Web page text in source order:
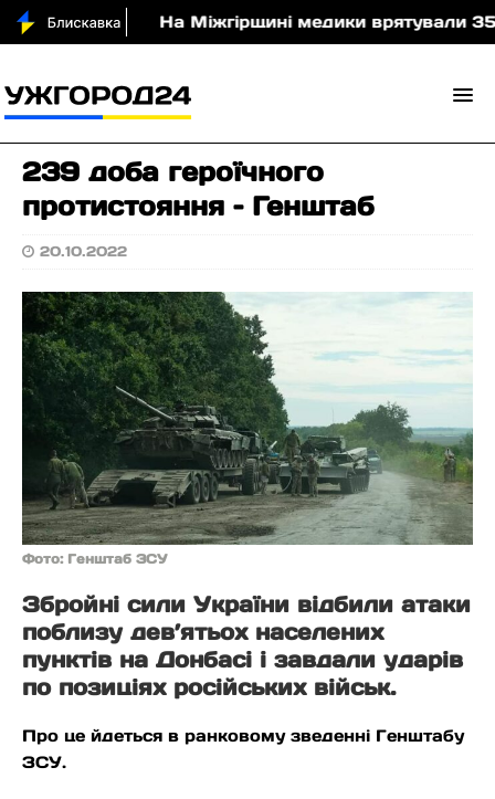
України На Міжгірщині медики врятували 35-
239 доба героїчного
протистояння – Генштаб
20.10.2022
Фото: Генштаб ЗСУ
Збройні сили України відбили атаки
поблизу дев’ятьох населених
пунктів на Донбасі і завдали ударів
по позиціях російських військ.
Про це йдеться в ранковому зведенні Генштабу
ЗСУ.